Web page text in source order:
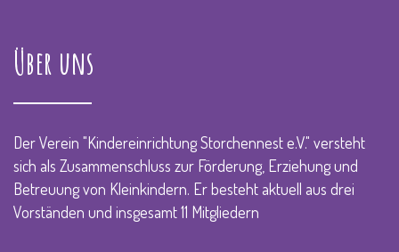
Über uns
Der Verein "Kindereinrichtung Storchennest e.V." versteht
sich als Zusammenschluss zur Förderung, Erziehung und
Betreuung von Kleinkindern. Er besteht aktuell aus drei
Vorständen und insgesamt 11 Mitgliedern